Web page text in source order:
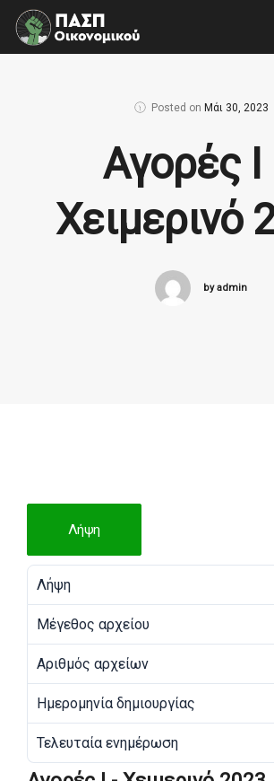
Posted on Μάι 30, 2023
Αγορές
Χειμερινό
by admin
Λήψη
Λήψη
Μέγεθος αρχείου
Αριθμός αρχείων
Ημερομηνία δημιουργίας
Τελευταία ενημέρωση